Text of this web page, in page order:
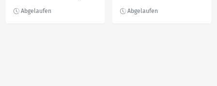
A1«, ohne Akku und